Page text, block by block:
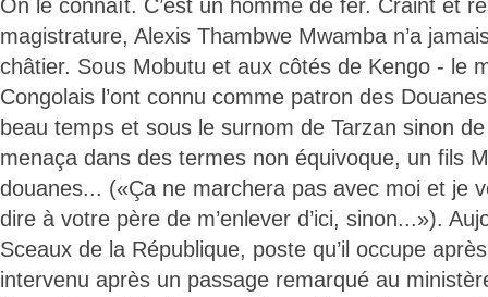
On le connaît. C’est un homme de fer. Craint et
magistrature, Alexis Thambwe Mwamba n’a
châtier. Sous Mobutu et aux côtés de Kengo - le
Congolais l’ont connu comme patron des
beau temps et sous le surnom de Tarzan sinon
menaça dans des termes non équivoque, un fils
douanes... («Ça ne marchera pas avec moi et je
dire à votre père de m’enlever d’ici, sinon...»).
Sceaux de la République, poste qu’il occupe
intervenu après un passage remarqué au